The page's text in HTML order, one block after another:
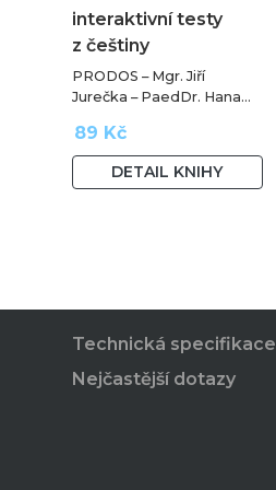
interaktivní testy
z češtiny
PRODOS – Mgr. Jiří
Jurečka – PaedDr. Hana
89 Kč
DETAIL KNIHY
Technická specifikace
Nejčastější dotazy